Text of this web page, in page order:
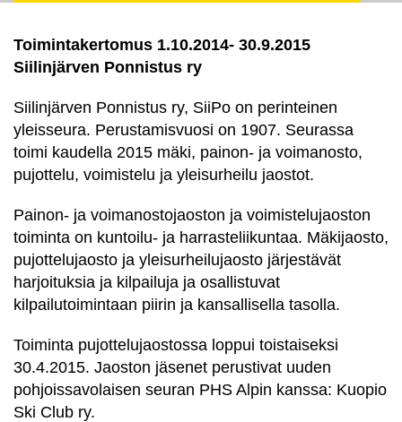
Toimintakertomus 1.10.2014- 30.9.2015
Siilinjärven Ponnistus ry
Siilinjärven Ponnistus ry, SiiPo on perinteinen
yleisseura. Perustamisvuosi on 1907. Seurassa
toimi kaudella 2015 mäki, painon- ja voimanosto,
pujottelu, voimistelu ja yleisurheilu jaostot.
Painon- ja voimanostojaoston ja voimistelujaoston
toiminta on kuntoilu- ja harrasteliikuntaa. Mäkijaosto,
pujottelujaosto ja yleisurheilujaosto järjestävät
harjoituksia ja kilpailuja ja osallistuvat
kilpailutoimintaan piirin ja kansallisella tasolla.
Toiminta pujottelujaostossa loppui toistaiseksi
30.4.2015. Jaoston jäsenet perustivat uuden
pohjoissavolaisen seuran PHS Alpin kanssa: Kuopio
Ski Club ry.